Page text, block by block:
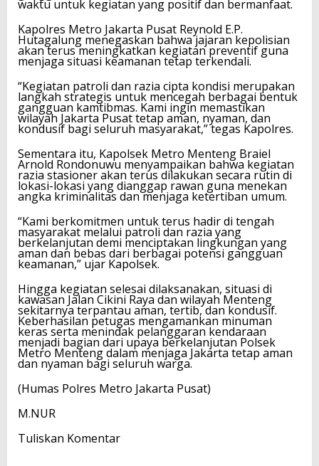
waktu untuk kegiatan yang positif dan bermanfaat.
Kapolres Metro Jakarta Pusat Reynold E.P.
Hutagalung menegaskan bahwa jajaran kepolisian
akan terus meningkatkan kegiatan preventif guna
menjaga situasi keamanan tetap terkendali.
“Kegiatan patroli dan razia cipta kondisi merupakan
langkah strategis untuk mencegah berbagai bentuk
gangguan kamtibmas. Kami ingin memastikan
wilayah Jakarta Pusat tetap aman, nyaman, dan
kondusif bagi seluruh masyarakat,” tegas Kapolres.
Sementara itu, Kapolsek Metro Menteng Braiel
Arnold Rondonuwu menyampaikan bahwa kegiatan
razia stasioner akan terus dilakukan secara rutin di
lokasi-lokasi yang dianggap rawan guna menekan
angka kriminalitas dan menjaga ketertiban umum.
“Kami berkomitmen untuk terus hadir di tengah
masyarakat melalui patroli dan razia yang
berkelanjutan demi menciptakan lingkungan yang
aman dan bebas dari berbagai potensi gangguan
keamanan,” ujar Kapolsek.
Hingga kegiatan selesai dilaksanakan, situasi di
kawasan Jalan Cikini Raya dan wilayah Menteng
sekitarnya terpantau aman, tertib, dan kondusif.
Keberhasilan petugas mengamankan minuman
keras serta menindak pelanggaran kendaraan
menjadi bagian dari upaya berkelanjutan Polsek
Metro Menteng dalam menjaga Jakarta tetap aman
dan nyaman bagi seluruh warga.
(Humas Polres Metro Jakarta Pusat)
M.NUR
Tuliskan Komentar